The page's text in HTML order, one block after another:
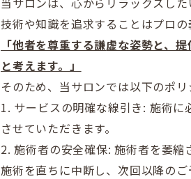
技術や知識を追求することはプロ
「他者を尊重する謙虚な姿勢と、提
と考えます。」
そのため、当サロンでは以下のポリ
1. サービスの明確な線引き: 施術に
させていただきます。
2. 施術者の安全確保: 施術者を萎縮
施術を直ちに中断し、 次回以降の